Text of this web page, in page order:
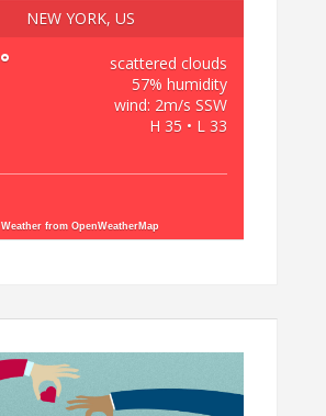
NEW YORK, US
°
scattered clouds
57% humidity
wind: 2m/s SSW
H 35 • L 33
Weather from OpenWeatherMap